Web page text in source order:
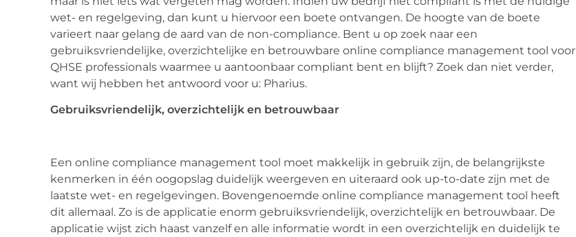
wet- en regelgeving, dan kunt u hiervoor een boete ontvangen. De hoogte van de boete
varieert naar gelang de aard van de non-compliance. Bent u op zoek naar een
gebruiksvriendelijke, overzichtelijke en betrouwbare online compliance management tool voor
QHSE professionals waarmee u aantoonbaar compliant bent en blijft? Zoek dan niet verder,
want wij hebben het antwoord voor u: Pharius.
Gebruiksvriendelijk, overzichtelijk en betrouwbaar
Een online compliance management tool moet makkelijk in gebruik zijn, de belangrijkste
kenmerken in één oogopslag duidelijk weergeven en uiteraard ook up-to-date zijn met de
laatste wet- en regelgevingen. Bovengenoemde online compliance management tool heeft
dit allemaal. Zo is de applicatie enorm gebruiksvriendelijk, overzichtelijk en betrouwbaar. De
applicatie wijst zich haast vanzelf en alle informatie wordt in een overzichtelijk en duidelijk te